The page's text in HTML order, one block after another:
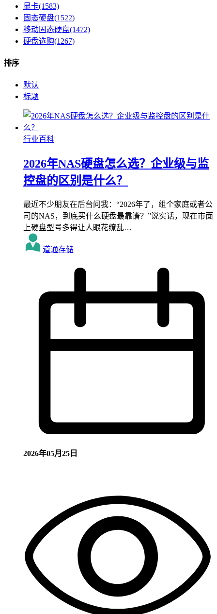
显卡(1583)
固态硬盘(1522)
移动固态硬盘(1472)
硬盘选购(1267)
排序
默认
标题
行业百科
2026年NAS硬盘怎么选？企业级与监
控盘的区别是什么？
最近不少朋友在后台问我：“2026年了，组个家庭或者公
司的NAS，到底买什么硬盘最靠谱？”说实话，现在市面
上硬盘型号多得让人眼花缭乱…
道通存储
2026年05月25日